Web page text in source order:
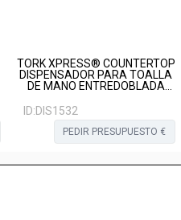
TORK XPRESS® COUNTERTOP
DISPENSADOR PARA TOALLA
DE MANO ENTREDOBLADA
ID:DIS1532
PEDIR PRESUPUESTO €